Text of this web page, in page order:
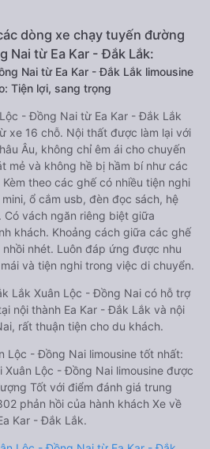
dòng xe chạy tuyến đường
Nai từ Ea Kar - Đắk Lắk:
Nai từ Ea Kar - Đắk Lắk limousine
Tiện lợi, sang trọng
- Đồng Nai từ Ea Kar - Đắk Lắk
xe 16 chỗ. Nội thất được làm lại với
Âu, không chỉ êm ái cho chuyến
mẻ và không hề bị hầm bí như các
theo các ghế có nhiều tiện nghi
ổ cắm usb, đèn đọc sách, hệ
vách ngăn riêng biệt giữa
khách. Khoảng cách giữa các ghế
nhét. Luôn đáp ứng được nhu
và tiện nghi trong việc di chuyển.
Lắk Xuân Lộc - Đồng Nai có hỗ trợ
nội thành Ea Kar - Đắk Lắk và nội
rất thuận tiện cho du khách.
Lộc - Đồng Nai limousine tốt nhất:
Lộc - Đồng Nai limousine được
Tốt với điểm đánh giá trung
phản hồi của hành khách Xe về
Kar - Đắk Lắk.